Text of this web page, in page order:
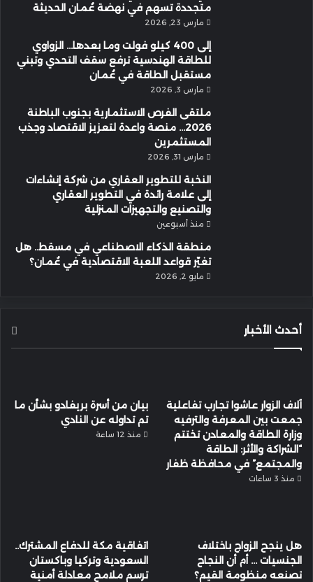
متجددة تسهم في نهضة عُمان الحديثة
مارس 23, 2026
إلى 400 كيلو فولت وما بعدها… الزواوي
للطاقة الهندسية ترفع سقف التحدي وتبني
مستقبل الطاقة في عُمان
مارس 3, 2026
ملتقى الفرص الاستثمارية بجنوب الباطنة
2026… منصة واعدة لتعزيز الاقتصاد وجذب
المستثمرين
مارس 31, 2026
النخبة للتطوير العقاري من شركة إنشاءات
إلى علامة رائدة في التطوير العقاري
والتصنيع والتجهيزات المنزلية
منذ أسبوعين
منطقة الذكاء الاصطناعي في مسقط.. هل
تغيّر قواعد اللعبة الاقتصادية في عُمان؟
مايو 2, 2026
أحدث الأخبار
آلاف الزوار عاشوا تجارب تفاعلية
جمعت بين المعرفة والترفيه
وزارة الطاقة والمعادن تختتم
“الشراكة والأثر: الطاقة
والمجتمع” في محافظة ظفار
منذ 3 ساعات
بيان من أسرة بريفادو بشأن ما
تم تداوله عن النادي
منذ 12 ساعة
هل ينجح الزواج باختلاف
الجنسيات … أم أن النجاح
تصنعه منظومة القيم؟
اتفاقية مكة للدفاع المشترك..
السعودية وتركيا وباكستان
ترسم ملامح معادلة أمنية